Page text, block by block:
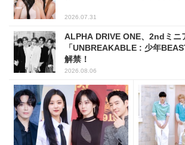
2026.07.31
ALPHA DRIVE ONE、2ndミニ
「UNBREAKABLE : 少年
解禁！
2026.08.06